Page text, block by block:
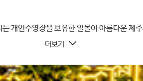
개인수영장을 보유한 일몰이 아름다운 제
더보기